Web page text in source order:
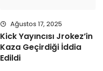
Ağustos 17, 2025
Kick Yayıncısı Jrokez’in
Kaza Geçirdiği İddia
Edildi